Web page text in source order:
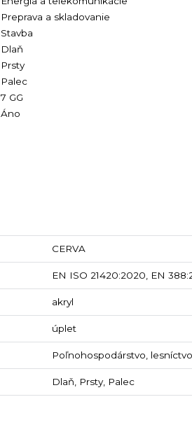
Preprava a skladovanie
Stavba
Dlaň
Prsty
Palec
7 GG
Áno
CERVA
EN ISO 21420:2020, EN
akryl
úplet
Poľnohospodárstvo,
Dlaň, Prsty, Palec